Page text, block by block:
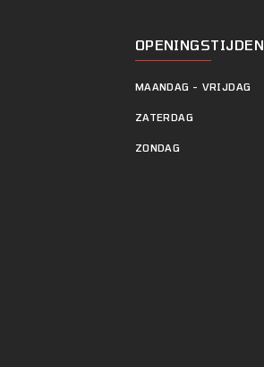
OPENINGSTIJDEN
MAANDAG - VRIJDAG
ZATERDAG
ZONDAG